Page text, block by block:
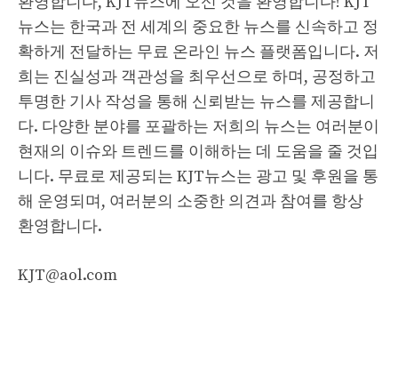
뉴스는 한국과 전 세계의 중요한 뉴스를 신속하고 정
확하게 전달하는 무료 온라인 뉴스 플랫폼입니다. 저
희는 진실성과 객관성을 최우선으로 하며, 공정하고
투명한 기사 작성을 통해 신뢰받는 뉴스를 제공합니
다. 다양한 분야를 포괄하는 저희의 뉴스는 여러분이
현재의 이슈와 트렌드를 이해하는 데 도움을 줄 것입
니다. 무료로 제공되는 KJT뉴스는 광고 및 후원을 통
해 운영되며, 여러분의 소중한 의견과 참여를 항상
환영합니다.
KJT@aol.com